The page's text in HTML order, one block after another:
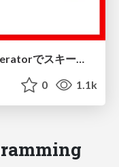
committee-railsとOpenAPI Generatorでスキーマ駆動なAPI開発をする
0 1.1k